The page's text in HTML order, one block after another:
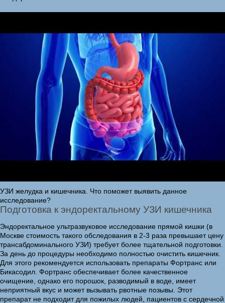
УЗИ желудка и кишечника. Что поможет выявить данное
исследование?
Подготовка к эндоректальному УЗИ кишечника
Эндоректальное ультразвуковое исследование прямой кишки (в
Москве стоимость такого обследования в 2-3 раза превышает цену
трансабдоминального УЗИ) требует более тщательной подготовки.
За день до процедуры необходимо полностью очистить кишечник.
Для этого рекомендуется использовать препараты Фортранс или
Бикасодил. Фортранс обеспечивает более качественное
очищение, однако его порошок, разводимый в воде, имеет
неприятный вкус и может вызывать рвотные позывы. Этот
препарат не подходит для пожилых людей, пациентов с сердечной